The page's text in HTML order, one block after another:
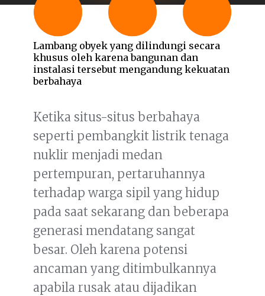
Lambang obyek yang dilindungi secara
khusus oleh karena bangunan dan
instalasi tersebut mengandung kekuatan
berbahaya
Ketika situs-situs berbahaya
seperti pembangkit listrik tenaga
nuklir menjadi medan
pertempuran, pertaruhannya
terhadap warga sipil yang hidup
pada saat sekarang dan beberapa
generasi mendatang sangat
besar. Oleh karena potensi
ancaman yang ditimbulkannya
apabila rusak atau dijadikan